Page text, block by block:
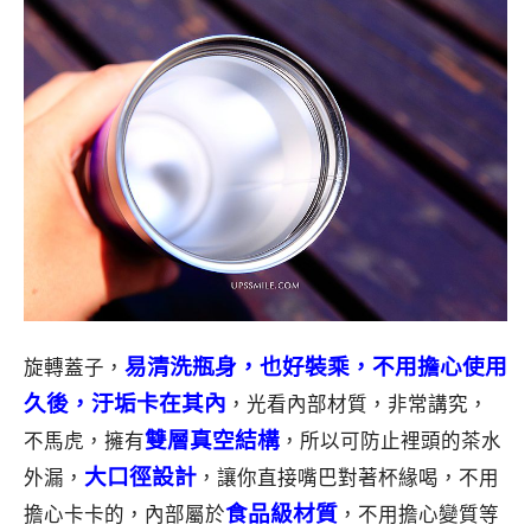
旋轉蓋子， 易清洗瓶身，也好裝乘，不用擔心使用
久後，汙垢卡在其內 ，光看內部材質，非常講究，
不馬虎，擁有雙層真空結構 ，所以可防止裡頭的茶水
外漏， 大口徑設計 ，讓你直接嘴巴對著杯緣喝，不用
擔心卡卡的，內部屬於食品級材質 ，不用擔心變質等